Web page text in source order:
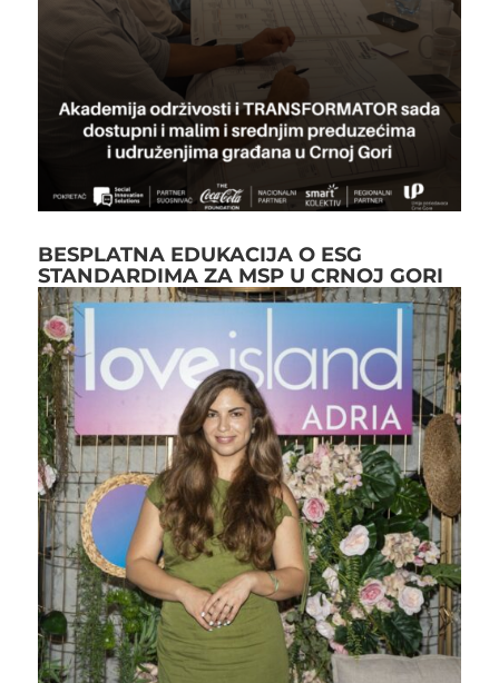
BESPLATNA EDUKACIJA O ESG
STANDARDIMA ZA MSP U CRNOJ GORI